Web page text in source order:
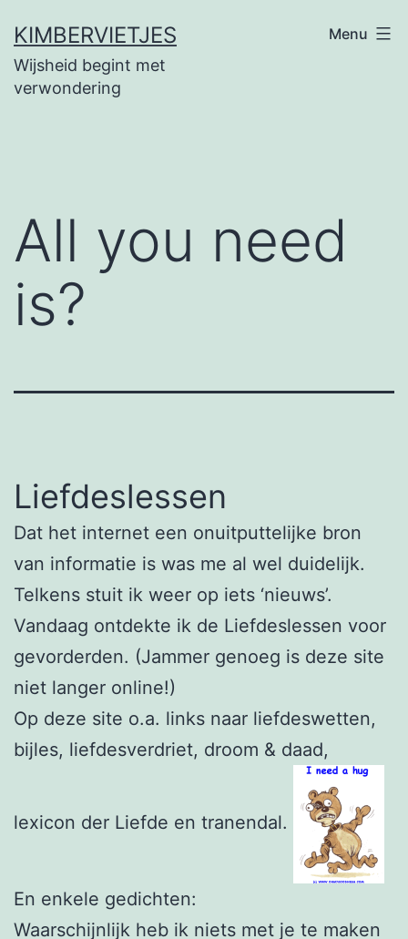
naar
de
KIMBERVIETJES
Wijsheid begint met
verwondering
Menu
All you need
is?
Liefdeslessen
Dat het internet een onuitputtelijke bron
van informatie is was me al wel duidelijk.
Telkens stuit ik weer op iets ‘nieuws’.
Vandaag ontdekte ik de Liefdeslessen voor
gevorderden. (Jammer genoeg is deze site
niet langer online!)
Op deze site o.a. links naar liefdeswetten,
bijles, liefdesverdriet, droom & daad,
lexicon der Liefde en tranendal.
En enkele gedichten:
Waarschijnlijk heb ik niets met je te maken